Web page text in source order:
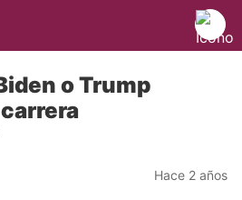
o Trump
Hace 2 años